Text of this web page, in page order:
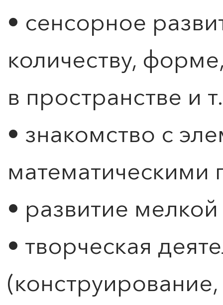
ПОИСК ПО МЕРОПРИЯТИЯМ
• сенсорное
количеству,
в пространстве и
• знакомство с
математическими
• развитие
• творческая